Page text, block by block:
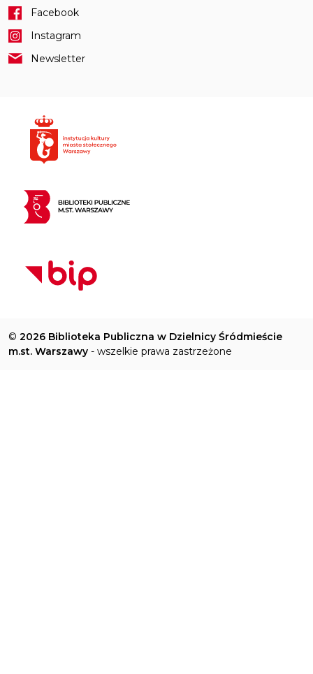
Facebook
Instagram
Newsletter
© 2026 Biblioteka Publiczna w Dzielnicy Śródmieście
m.st. Warszawy - wszelkie prawa zastrzeżone